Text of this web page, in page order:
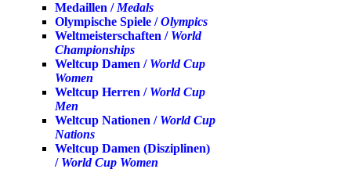
Medaillen / Medals
Olympische Spiele /Olympics
Weltmeisterschaften / World
Championships
Weltcup Damen / World Cup
Women
Weltcup Herren / World Cup
Men
Weltcup Nationen / World Cup
Nations
Weltcup Damen (Disziplinen)
/ World Cup Women